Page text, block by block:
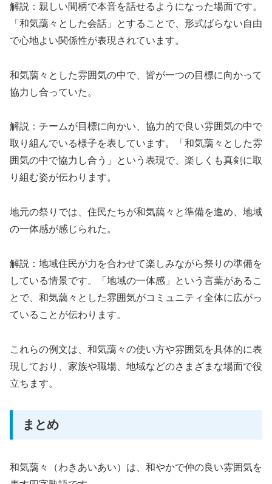
解説：親しい間柄で本音を話せるようになった場面です。
「和気藹々とした会話」とすることで、形式ばらない自由
で心地よい関係性が表現されています。
和気藹々とした雰囲気の中で、皆が一つの目標に向かって
協力し合っていた。
解説：チームが目標に向かい、協力的で良い雰囲気の中で
取り組んでいる様子を表しています。「和気藹々とした雰
囲気の中で協力し合う」という表現で、楽しくも真剣に取
り組む姿が伝わります。
地元の祭りでは、住民たちが和気藹々と準備を進め、地域
の一体感が感じられた。
解説：地域住民が力を合わせて楽しみながら祭りの準備を
している情景です。「地域の一体感」という言葉があるこ
とで、和気藹々とした雰囲気がコミュニティ全体に広がっ
ていることが伝わります。
これらの例文は、和気藹々の使い方や雰囲気を具体的に表
現しており、家族や職場、地域などのさまざまな場面で役
立ちます。
まとめ
和気藹々（わきあいあい）は、和やかで仲の良い雰囲気を